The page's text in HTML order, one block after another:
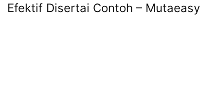
Efektif Disertai Contoh – Mutaeasy